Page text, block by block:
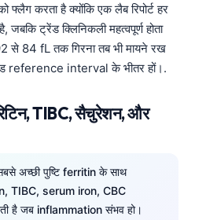
करता है क्योंकि एक लैब रिपोर्ट हर
जबकि ट्रेंड क्लिनिकली महत्वपूर्ण होता
से 84 fL तक गिरना तब भी मायने रख
reference interval के भीतर हों।.
TIBC, सैचुरेशन, और
अच्छी पुष्टि ferritin के साथ
TIBC, serum iron, CBC
है जब inflammation संभव हो।